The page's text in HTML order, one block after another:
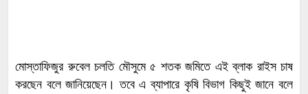
মোস্তাফিজুর রুবেল চলতি মৌসুমে ৫ শতক জমিতে এই ব্লাক রাইস চাষ
করছেন বলে জানিয়েছেন। তবে এ ব্যাপারে কৃষি বিভাগ কিছুই জানে বলে